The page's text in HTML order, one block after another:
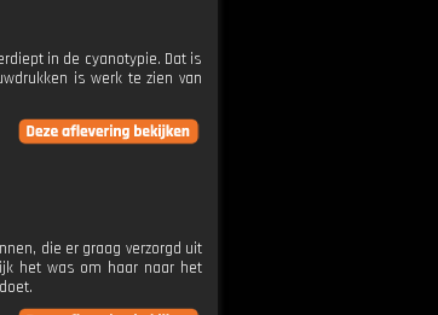
in de cyanotypie. Dat is
is werk te zien van
die er graag verzorgd uit
het was om haar naar het